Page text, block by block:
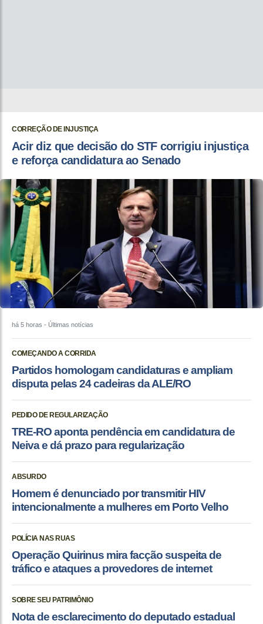
CORREÇÃO DE INJUSTIÇA
Acir diz que decisão do STF corrigiu injustiça
e reforça candidatura ao Senado
há 5 horas - Últimas notícias
COMEÇANDO A CORRIDA
Partidos homologam candidaturas e ampliam
disputa pelas 24 cadeiras da ALE/RO
PEDIDO DE REGULARIZAÇÃO
TRE-RO aponta pendência em candidatura de
Neiva e dá prazo para regularização
ABSURDO
Homem é denunciado por transmitir HIV
intencionalmente a mulheres em Porto Velho
POLÍCIA NAS RUAS
Operação Quirinus mira facção suspeita de
tráfico e ataques a provedores de internet
SOBRE SEU PATRIMÔNIO
Nota de esclarecimento do deputado estadual